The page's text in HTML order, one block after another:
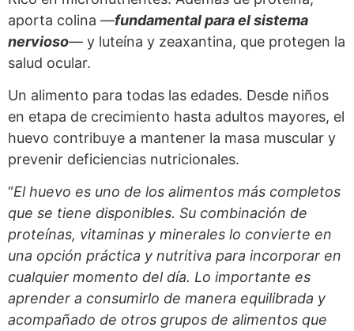
aporta colina —fundamental para el sistema
nervioso— y luteína y zeaxantina, que protegen la
salud ocular.
Un alimento para todas las edades. Desde niños
en etapa de crecimiento hasta adultos mayores, el
huevo contribuye a mantener la masa muscular y
prevenir deficiencias nutricionales.
“El huevo es uno de los alimentos más completos
que se tiene disponibles. Su combinación de
proteínas, vitaminas y minerales lo convierte en
una opción práctica y nutritiva para incorporar en
cualquier momento del día. Lo importante es
aprender a consumirlo de manera equilibrada y
acompañado de otros grupos de alimentos que